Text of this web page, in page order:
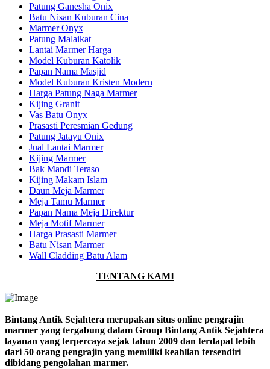
Patung Ganesha Onix
Batu Nisan Kuburan Cina
Marmer Onyx
Patung Malaikat
Lantai Marmer Harga
Model Kuburan Katolik
Papan Nama Masjid
Model Kuburan Kristen Modern
Harga Patung Naga Marmer
Kijing Granit
Vas Batu Onyx
Prasasti Peresmian Gedung
Patung Jatayu Onix
Jual Lantai Marmer
Kijing Marmer
Bak Mandi Teraso
Kijing Makam Islam
Daun Meja Marmer
Meja Tamu Marmer
Papan Nama Meja Direktur
Meja Motif Marmer
Harga Prasasti Marmer
Batu Nisan Marmer
Wall Cladding Batu Alam
TENTANG KAMI
Bintang Antik Sejahtera merupakan situs online pengrajin
marmer yang tergabung dalam Group Bintang Antik Sejahtera
layanan yang terpercaya sejak tahun 2009 dan terdapat lebih
dari 50 orang pengrajin yang memiliki keahlian tersendiri
dibidang pengolahan marmer.